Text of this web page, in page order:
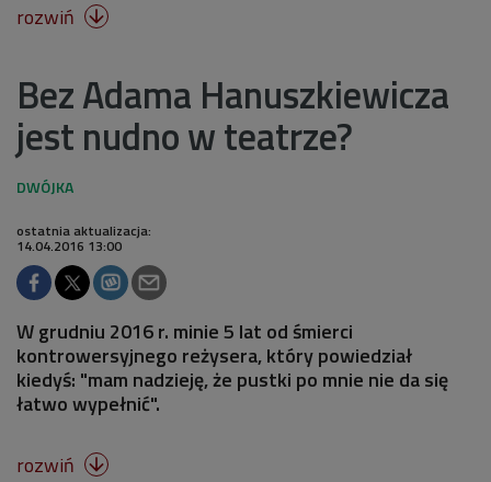
rozwiń 
Bez Adama Hanuszkiewicza
jest nudno w teatrze?
ostatnia aktualizacja:
14.04.2016 13:00
W grudniu 2016 r. minie 5 lat od śmierci
kontrowersyjnego reżysera, który powiedział
kiedyś: "mam nadzieję, że pustki po mnie nie da się
łatwo wypełnić".
rozwiń 